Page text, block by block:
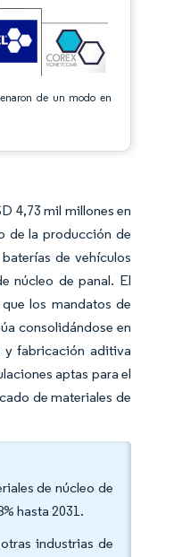
de un modo en
4,73 mil millones en
de la producción de
de vehículos
núcleo de panal. El
los mandatos de
consolidándose en
y fabricación aditiva
aptas para el
de materiales de
de núcleo de
hasta 2031.
industrias de